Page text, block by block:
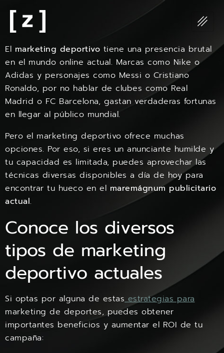
El marketing deportivo tiene una presencia brutal
en el mundo online actual. Marcas como Nike o
Adidas y personajes como Messi o Cristiano
Ronaldo, por no hablar de clubes como Real
Madrid o FC Barcelona, gastan verdaderas fortunas
en llegar al público mundial.
Pero el marketing deportivo ofrece muchas
opciones. Por eso, si eres un anunciante humilde y
tu capacidad es limitada, puedes aprovechar las
técnicas diversas disponibles a día de hoy para
encontrar tu hueco en el maremágnum publicitario
actual.
Conoce los diversos
tipos de marketing
deportivo actuales
Si optas por alguna de estasestrategias para
marketing de deportes, puedes obtener
importantes beneficios y aumentar el ROI de tu
campaña: